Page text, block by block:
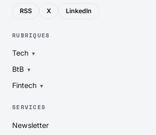
RSS X LinkedIn
RUBRIQUES
Tech
BtB
Fintech
SERVICES
Newsletter